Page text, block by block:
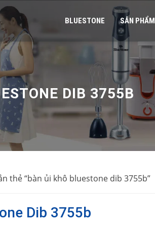
BLUESTONE SẢN PHẨM
DIB 3755B
thẻ “bàn ủi khô bluestone dib 3755b”
Dib 3755b